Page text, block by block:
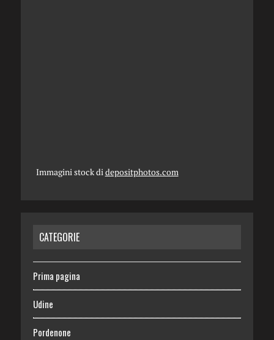
Immagini stock di depositphotos.com
CATEGORIE
Prima pagina
Udine
Pordenone